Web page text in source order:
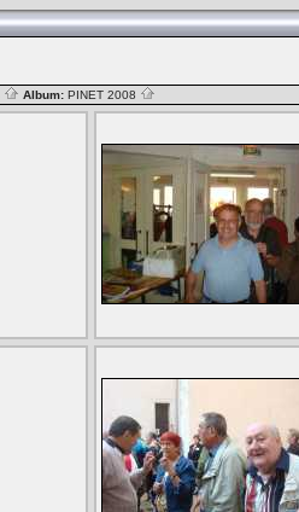
Album: PINET 2008